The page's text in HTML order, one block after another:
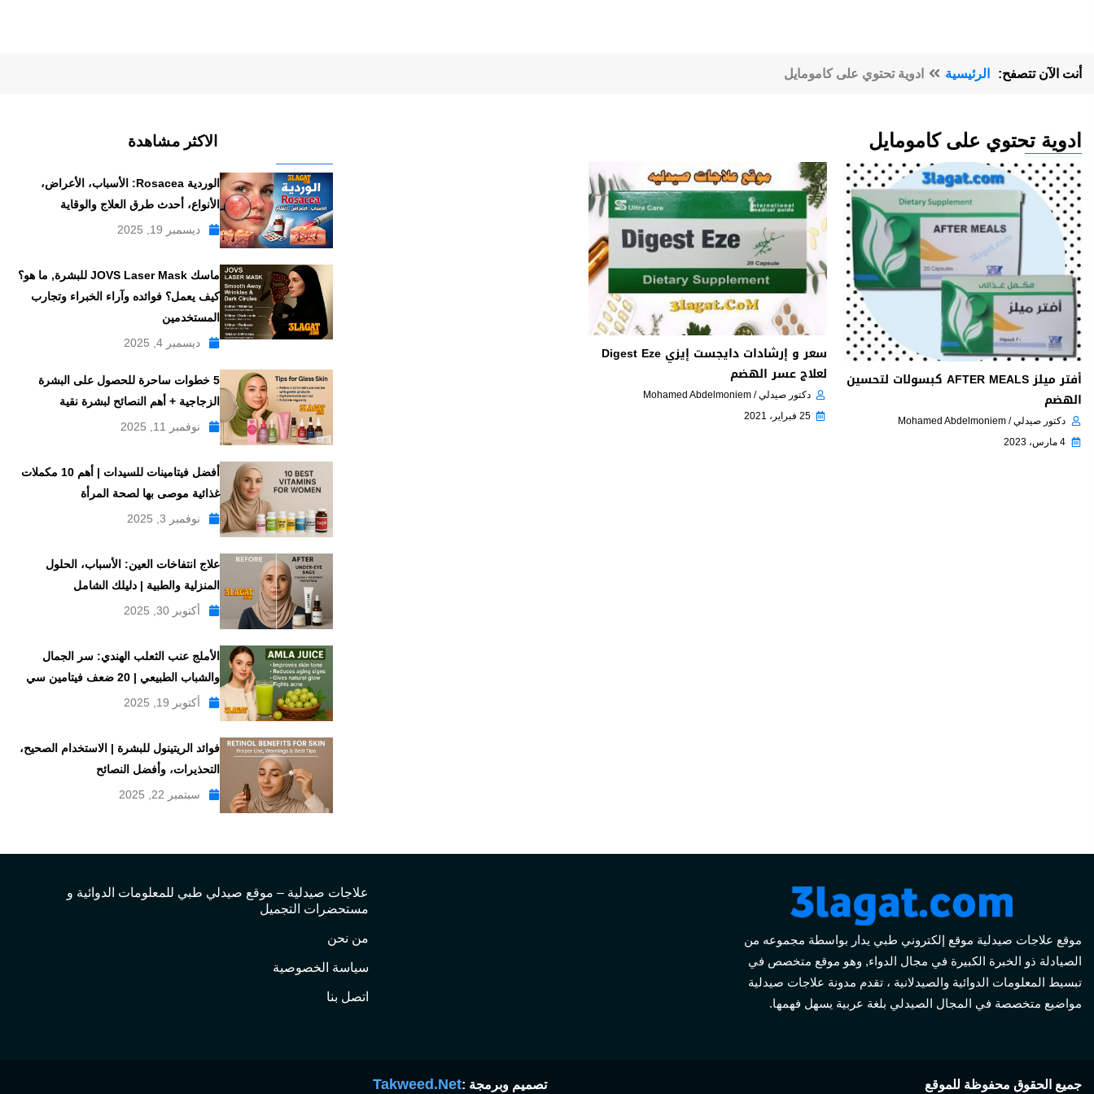
أنت الآن تتصفح: الرئيسية ادوية تحتوي على كامومايل
ادوية تحتوي على كامومايل
أفتر ميلز AFTER MEALS كبسولات لتحسين
الهضم
دكتور صيدلي / Mohamed Abdelmoniem
4 مارس، 2023
سعر و إرشادات دايجست إيزي Digest Eze
لعلاج عسر الهضم
دكتور صيدلي / Mohamed Abdelmoniem
25 فبراير، 2021
الاكثر مشاهدة
الوردية Rosacea: الأسباب، الأعراض،
الأنواع، أحدث طرق العلاج والوقاية
ديسمبر 19, 2025
ماسك JOVS Laser Mask للبشرة, ما هو؟
كيف يعمل؟ فوائده وآراء الخبراء وتجارب
المستخدمين
ديسمبر 4, 2025
5 خطوات ساحرة للحصول على البشرة
الزجاجية + أهم النصائح لبشرة نقية
نوفمبر 11, 2025
أفضل فيتامينات للسيدات | أهم 10 مكملات
غذائية موصى بها لصحة المرأة
نوفمبر 3, 2025
علاج انتفاخات العين: الأسباب، الحلول
المنزلية والطبية | دليلك الشامل
أكتوبر 30, 2025
الأملج عنب الثعلب الهندي: سر الجمال
والشباب الطبيعي | 20 ضعف فيتامين سي
أكتوبر 19, 2025
فوائد الريتينول للبشرة | الاستخدام الصحيح،
التحذيرات، وأفضل النصائح
سبتمبر 22, 2025
موقع علاجات صيدلية موقع إلكتروني طبي يدار بواسطة مجموعه من
الصيادلة ذو الخبرة الكبيرة في مجال الدواء, وهو موقع متخصص في
تبسيط المعلومات الدوائية والصيدلانية ، تقدم مدونة علاجات صيدلية
مواضيع متخصصة في المجال الصيدلي بلغة عربية يسهل فهمها.
علاجات صيدلية – موقع صيدلي طبي للمعلومات الدوائية و
مستحضرات التجميل
من نحن
سياسة الخصوصية
اتصل بنا
جميع الحقوق محفوظة للموقع تصميم وبرمجة :Takweed.Net